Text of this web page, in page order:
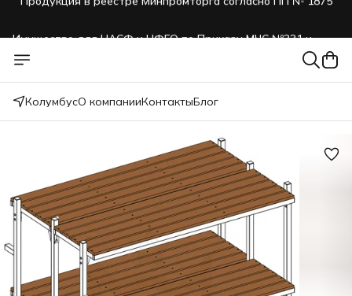
№999
Продукция в реестре Минпромторга согласно ПП № 1875
КолумбусО компанииКонтактыБлог